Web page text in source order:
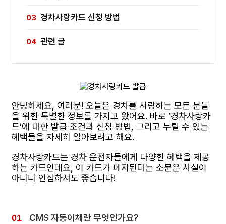
경차사랑카드 신청 방법
관련 글
안녕하세요, 여러분! 오늘은 경차를 사랑하는 모든 분들
을 위한 특별한 정보를 가지고 왔어요. 바로 ‘경차사랑카
드’에 대한 발급 조건과 신청 방법, 그리고 누릴 수 있는
혜택들을 자세히 알아보려고 해요.
경차사랑카드는 경차 운전자들에게 다양한 혜택을 제공
하는 카드인데요, 이 카드가 폐지된다는 소문은 사실이
아니니 안심하셔도 좋습니다!
CMS 자동이체란 무엇인가요?